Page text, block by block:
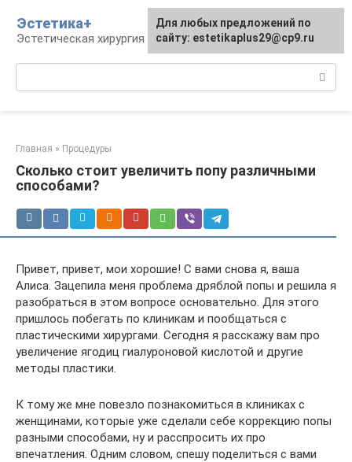
контенту
Эстетика+
Эстетическая хирургия и косметология
Главная » Процедуры
Сколько стоит увеличить попу различными
способами?
Привет, привет, мои хорошие! С вами снова я, ваша
Алиса. Зацепила меня проблема дряблой попы и решила я
разобраться в этом вопросе основательно. Для этого
пришлось побегать по клиникам и пообщаться с
пластическими хирургами. Сегодня я расскажу вам про
увеличение ягодиц гиалуроновой кислотой и другие
методы пластики.
К тому же мне повезло познакомиться в клиниках с
женщинами, которые уже сделали себе коррекцию попы
разными способами, ну и расспросить их про
впечатления. Одним словом, спешу поделиться с вами
Для любых предложений по
сайту: estetikaplus29@cp9.ru